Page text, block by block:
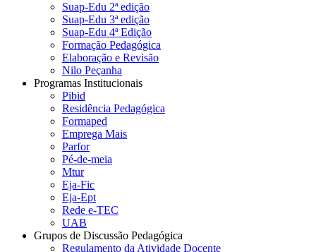
Suap-Edu 2ª edição
Suap-Edu 3ª edição
Suap-Edu 4ª Edição
Formação Pedagógica
Elaboração e Revisão
Nilo Peçanha
Programas Institucionais
Pibid
Residência Pedagógica
Formaped
Emprega Mais
Parfor
Pé-de-meia
Mtur
Eja-Fic
Eja-Ept
Rede e-TEC
UAB
Grupos de Discussão Pedagógica
Regulamento da Atividade Docente